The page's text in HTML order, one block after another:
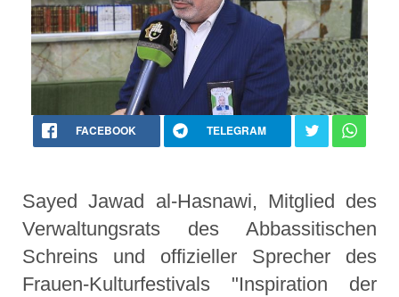
FACEBOOK TELEGRAM
Sayed Jawad al-Hasnawi, Mitglied des
Verwaltungsrats des Abbassitischen
Schreins und offizieller Sprecher des
Frauen-Kulturfestivals "Inspiration der